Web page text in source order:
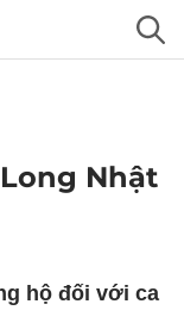
Nhật
hộ đối với ca